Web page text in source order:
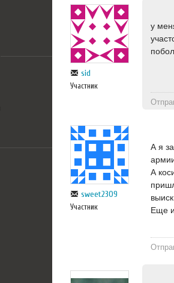
sid
Участник
у
sweet2309
Участник
А я
А
Еще